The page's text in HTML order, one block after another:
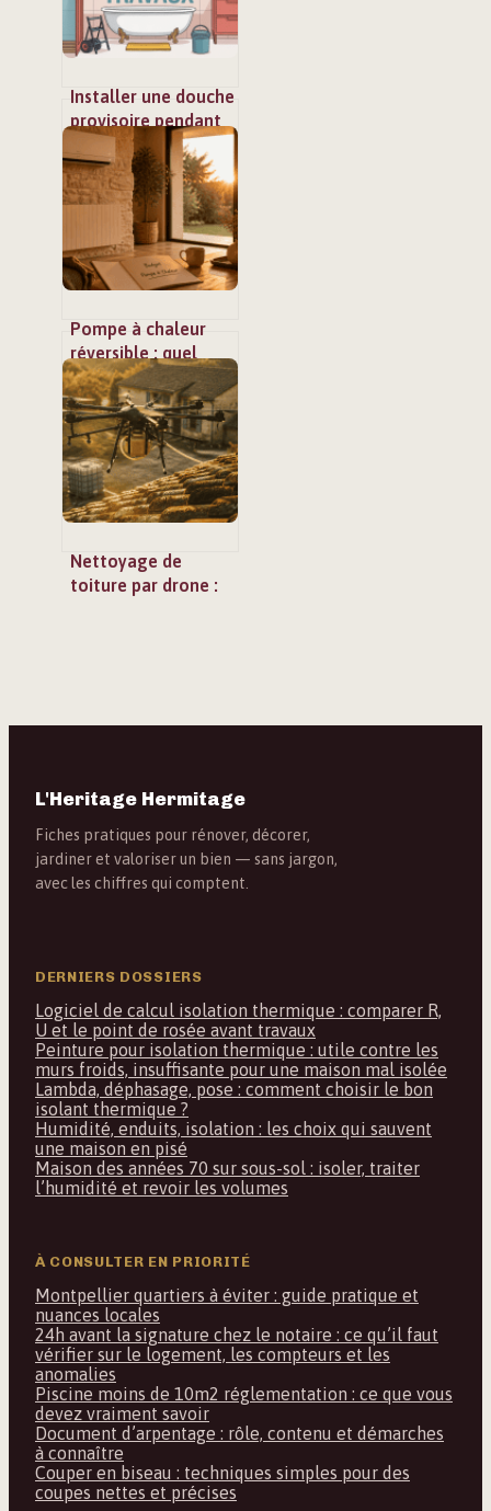
Installer une douche
provisoire pendant
des travaux :
solutions simples et
efficaces
Pompe à chaleur
réversible : quel
budget prévoir
entre 4 000 et 18
000 € ?
Nettoyage de
toiture par drone :
L'Heritage Hermitage
Fiches pratiques pour rénover, décorer,
jardiner et valoriser un bien — sans jargon,
avec les chiffres qui comptent.
DERNIERS DOSSIERS
Logiciel de calcul isolation thermique : comparer R,
U et le point de rosée avant travaux
Peinture pour isolation thermique : utile contre les
murs froids, insuffisante pour une maison mal isolée
Lambda, déphasage, pose : comment choisir le bon
isolant thermique ?
Humidité, enduits, isolation : les choix qui sauvent
une maison en pisé
Maison des années 70 sur sous-sol : isoler, traiter
l’humidité et revoir les volumes
À CONSULTER EN PRIORITÉ
Montpellier quartiers à éviter : guide pratique et
nuances locales
24h avant la signature chez le notaire : ce qu’il faut
vérifier sur le logement, les compteurs et les
anomalies
Piscine moins de 10m2 réglementation : ce que vous
devez vraiment savoir
Document d’arpentage : rôle, contenu et démarches
à connaître
Couper en biseau : techniques simples pour des
coupes nettes et précises